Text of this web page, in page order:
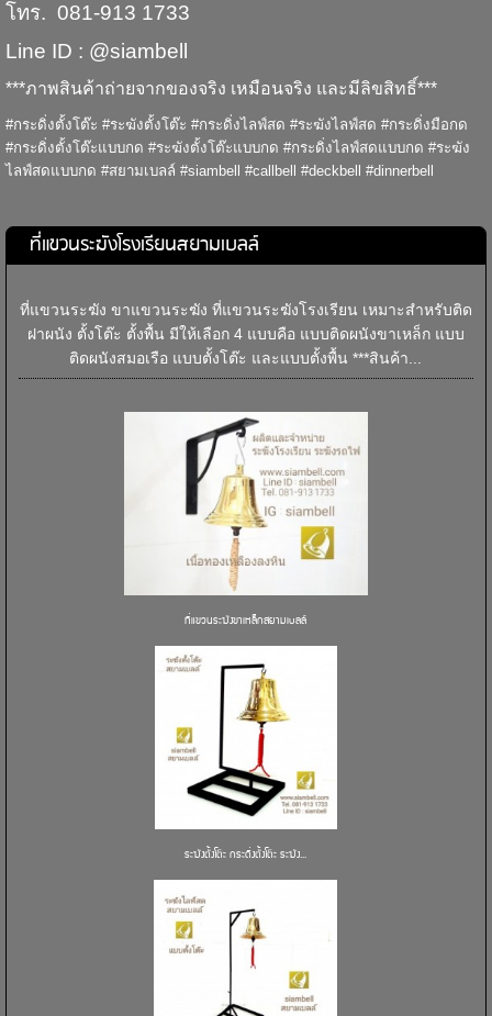
โทร. 081-913 1733
Line ID : @siambell
***ภาพสินค้าถ่ายจากของจริง เหมือนจริง และมีลิขสิทธิ์***
#กระดิ่งตั้งโต๊ะ #ระฆังตั้งโต๊ะ #กระดิ่งไลฟ์สด #ระฆังไลฟ์สด #กระดิ่งมือกด
#กระดิ่งตั้งโต๊ะแบบกด #ระฆังตั้งโต๊ะแบบกด #กระดิ่งไลฟ์สดแบบกด #ระฆัง
ไลฟ์สดแบบกด #สยามเบลล์ #siambell #callbell #deckbell #dinnerbell
ที่แขวนระฆังโรงเรียนสยามเบลล์
ที่แขวนระฆัง ขาแขวนระฆัง ที่แขวนระฆังโรงเรียน เหมาะสำหรับติด
ฝาผนัง ตั้งโต๊ะ ตั้งพื้น มีให้เลือก 4 แบบคือ แบบติดผนังขาเหล็ก แบบ
ติดผนังสมอเรือ แบบตั้งโต๊ะ และแบบตั้งพื้น ***สินค้า...
ที่แขวนระฆังขาเหล็กสยามเบลล์
ระฆังตั้งโต๊ะ กระดิ่งตั้งโต๊ะ ระฆัง...